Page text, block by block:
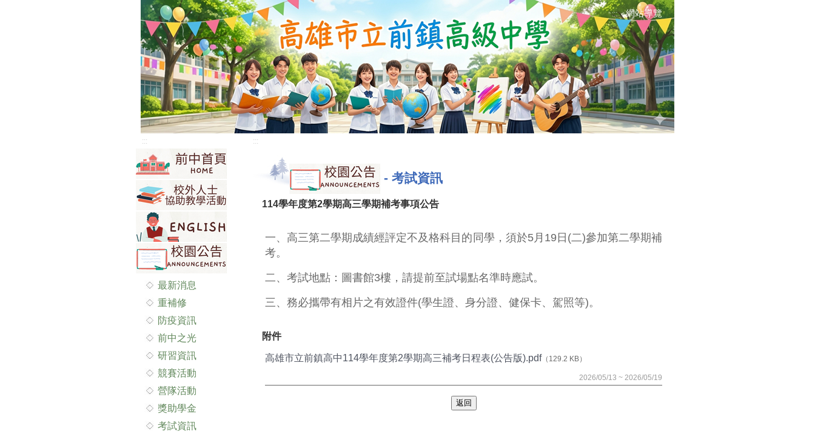
::: 網站導覽
:::
最新消息
重補修
防疫資訊
前中之光
研習資訊
競賽活動
營隊活動
獎助學金
考試資訊
:::
- 考試資訊
114學年度第2學期高三學期補考事項公告
一、高三第二學期成績經評定不及格科目的同學，須於5月19日(二)參加第二學期補
考。
二、考試地點：圖書館3樓，請提前至試場點名準時應試。
三、務必攜帶有相片之有效證件(學生證、身分證、健保卡、駕照等)。
附件
高雄市立前鎮高中114學年度第2學期高三補考日程表(公告版).pdf（129.2 KB）
2026/05/13 ~ 2026/05/19
返回